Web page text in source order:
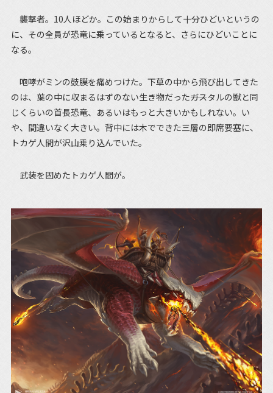
襲撃者。10人ほどか。この始まりからして十分ひどいというの
に、その全員が恐竜に乗っているとなると、さらにひどいことに
なる。
咆哮がミンの鼓膜を痛めつけた。下草の中から飛び出してきた
のは、葉の中に収まるはずのない生き物だった――ガスタルの獣と同
じくらいの首長恐竜、あるいはもっと大きいかもしれない。い
や、間違いなく大きい。背中には木でできた三層の即席要塞に、
トカゲ人間が沢山乗り込んでいた。
武装を固めたトカゲ人間が。